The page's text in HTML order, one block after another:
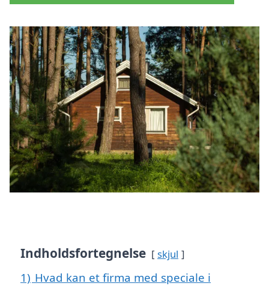
Indholdsfortegnelse skjul
1) Hvad kan et firma med speciale i